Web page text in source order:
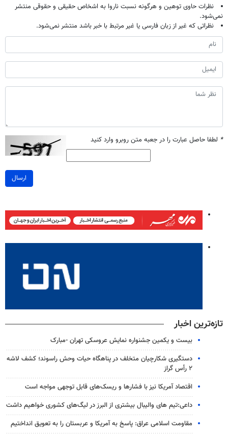
نظرات حاوی توهین و هرگونه نسبت ناروا به اشخاص حقیقی و حقوقی منتشر
نمی‌شود.
نظراتی که غیر از زبان فارسی یا غیر مرتبط با خبر باشد منتشر نمی‌شود.
* لطفا حاصل عبارت را در جعبه متن روبرو وارد کنید
ارسال
تازه‌ترین اخبار
بیست و یکمین جشنواره نمایش عروسکی تهران -مبارک
دستگیری شکارچیان متخلف در پناهگاه حیات وحش راسوند؛ کشف لاشه
۲ رأس گراز
اقتصاد آمریکا نیز با فشارها و ریسک‌های قابل توجهی مواجه است
داعی:تیم های والیبال بیشتری از البرز در لیگ‌های کشوری خواهیم داشت
مقاومت اسلامی عراق: پاسخ به آمریکا و عربستان را به تعویق انداختیم